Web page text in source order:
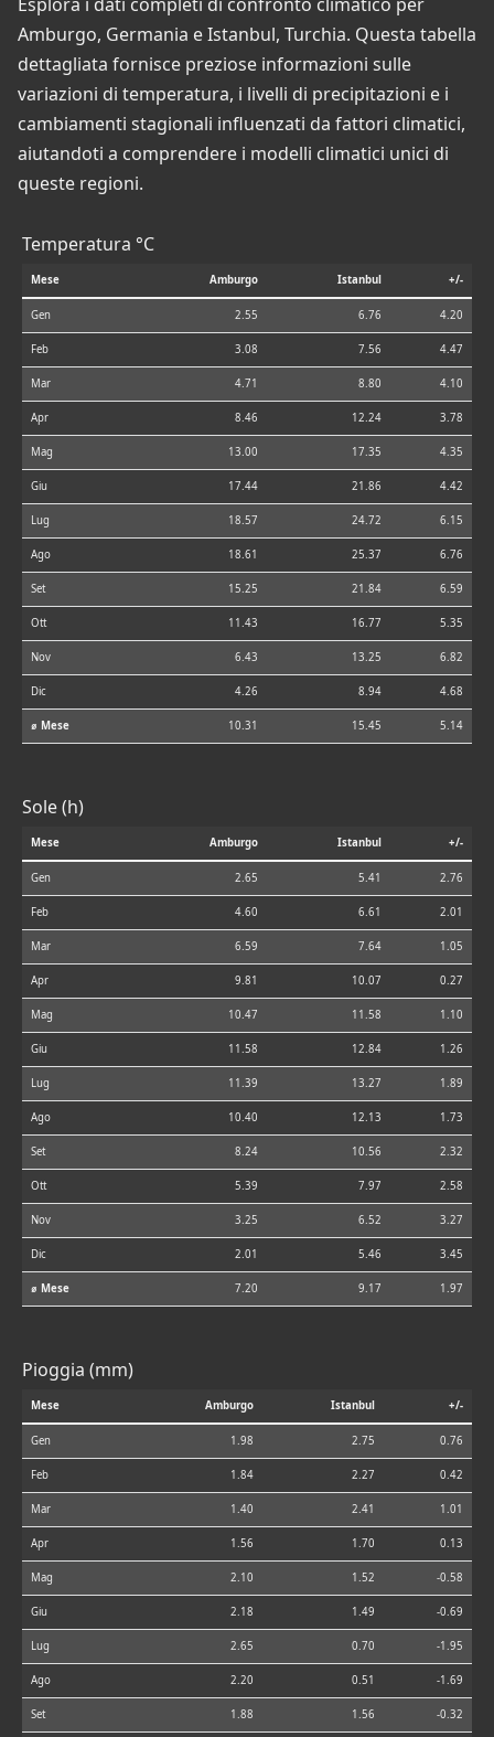
Esplora i dati completi di confronto climatico per
Amburgo, Germania e Istanbul, Turchia. Questa tabella
dettagliata fornisce preziose informazioni sulle
variazioni di temperatura, i livelli di precipitazioni e i
cambiamenti stagionali influenzati da fattori climatici,
aiutandoti a comprendere i modelli climatici unici di
queste regioni.
Temperatura °C
Mese Amburgo Istanbul +/-
Gen 2.55 6.76 4.20
Feb 3.08 7.56 4.47
Mar 4.71 8.80 4.10
Apr 8.46 12.24 3.78
Mag 13.00 17.35 4.35
Giu 17.44 21.86 4.42
Lug 18.57 24.72 6.15
Ago 18.61 25.37 6.76
Set 15.25 21.84 6.59
Ott 11.43 16.77 5.35
Nov 6.43 13.25 6.82
Dic 4.26 8.94 4.68
⌀ Mese 10.31 15.45 5.14
Sole (h)
Mese Amburgo Istanbul +/-
Gen 2.65 5.41 2.76
Feb 4.60 6.61 2.01
Mar 6.59 7.64 1.05
Apr 9.81 10.07 0.27
Mag 10.47 11.58 1.10
Giu 11.58 12.84 1.26
Lug 11.39 13.27 1.89
Ago 10.40 12.13 1.73
Set 8.24 10.56 2.32
Ott 5.39 7.97 2.58
Nov 3.25 6.52 3.27
Dic 2.01 5.46 3.45
⌀ Mese 7.20 9.17 1.97
Pioggia (mm)
Mese Amburgo Istanbul +/-
Gen 1.98 2.75 0.76
Feb 1.84 2.27 0.42
Mar 1.40 2.41 1.01
Apr 1.56 1.70 0.13
Mag 2.10 1.52 -0.58
Giu 2.18 1.49 -0.69
Lug 2.65 0.70 -1.95
Ago 2.20 0.51 -1.69
Set 1.88 1.56 -0.32